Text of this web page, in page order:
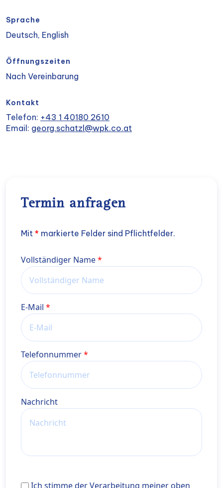
Sprache
Deutsch, English
Öffnungszeiten
Nach Vereinbarung
Kontakt
Telefon: +43 1 40180 2610
Email: georg.schatzl@wpk.co.at
Termin anfragen
Mit * markierte Felder sind Pflichtfelder.
Name
Vollständiger Name
E-Mail
Telefonnummer
Nachricht
Ich stimme der Verarbeitung meiner oben
Ich stimme der Verarbeitung meiner oben